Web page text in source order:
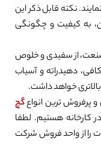
نکته قابل ذکر این
به کیفیت و چگونگی
از سفیدی و خلوص
دهیدراته و آسیاب
خواهد داشت.
پرفروش ترین انواعگچ
کارخانه هستیم. لطفا
را از واحد فروش شرکت